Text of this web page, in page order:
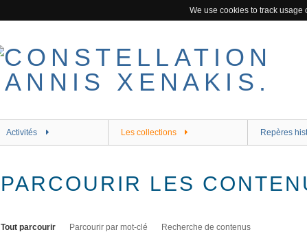
We use cookies to track usage
Activités Les collections Repères
PARCOURIR LES
Tout parcourir Parcourir par mot-clé Recherche de contenus